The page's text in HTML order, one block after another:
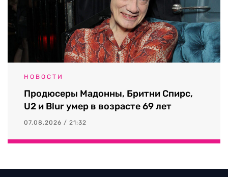
НОВОСТИ
Продюсеры Мадонны, Бритни Спирс,
U2 и Blur умер в возрасте 69 лет
07.08.2026 / 21:32